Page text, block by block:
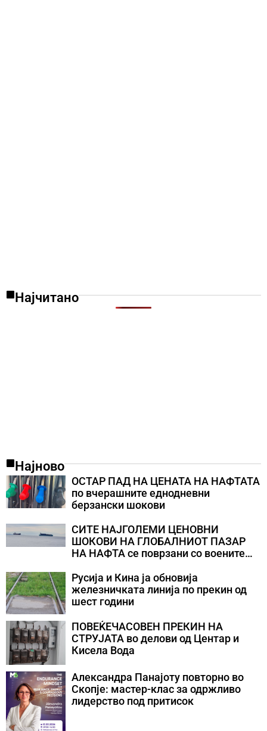
Најчитано
Најново
ОСТАР ПАД НА ЦЕНАТА НА НАФТАТА
по вчерашните еднодневни
берзански шокови
СИТЕ НАЈГОЛЕМИ ЦЕНОВНИ
ШОКОВИ НА ГЛОБАЛНИОТ ПАЗАР
НА НАФТА се поврзани со воените
Русија и Кина ја обновија
железничката линија по прекин од
шест години
ПОВЕЌЕЧАСОВЕН ПРЕКИН НА
СТРУЈАТА во делови од Центар и
Кисела Вода
Александра Панајоту повторно во
Скопје: мастер-клас за одржливо
лидерство под притисок